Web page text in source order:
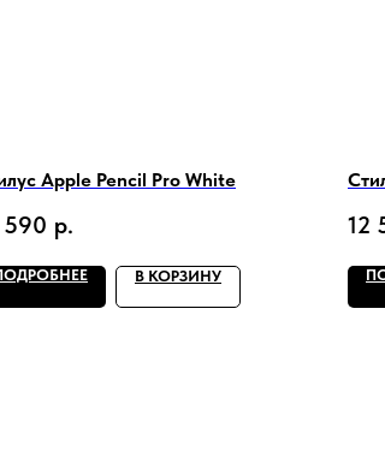
Apple Pencil Pro White
590 р.
В КОРЗИНУ
12